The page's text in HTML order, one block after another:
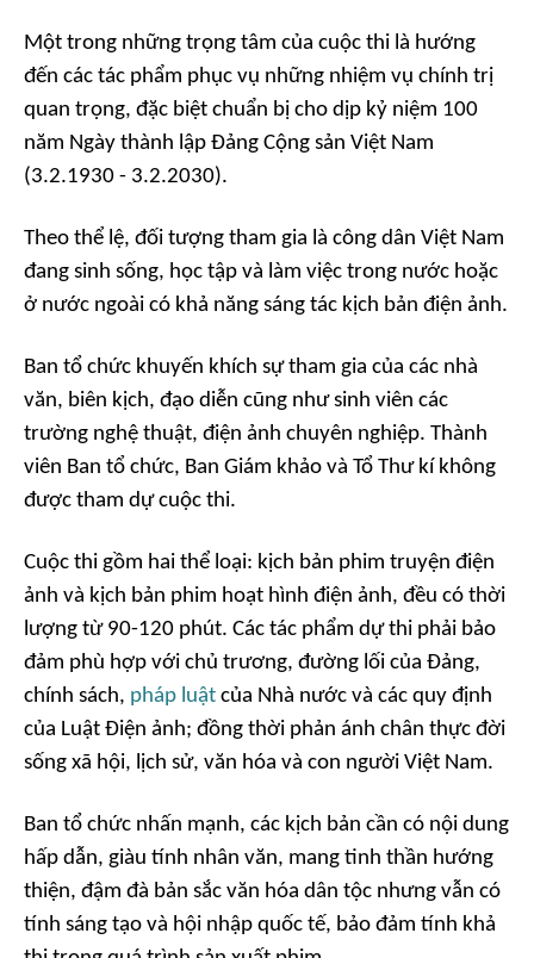
Một trong những trọng tâm của cuộc thi là hướng
đến các tác phẩm phục vụ những nhiệm vụ chính trị
quan trọng, đặc biệt chuẩn bị cho dịp kỷ niệm 100
năm Ngày thành lập Đảng Cộng sản Việt Nam
(3.2.1930 - 3.2.2030).
Theo thể lệ, đối tượng tham gia là công dân Việt Nam
đang sinh sống, học tập và làm việc trong nước hoặc
ở nước ngoài có khả năng sáng tác kịch bản điện ảnh.
Ban tổ chức khuyến khích sự tham gia của các nhà
văn, biên kịch, đạo diễn cũng như sinh viên các
trường nghệ thuật, điện ảnh chuyên nghiệp. Thành
viên Ban tổ chức, Ban Giám khảo và Tổ Thư kí không
được tham dự cuộc thi.
Cuộc thi gồm hai thể loại: kịch bản phim truyện điện
ảnh và kịch bản phim hoạt hình điện ảnh, đều có thời
lượng từ 90-120 phút. Các tác phẩm dự thi phải bảo
đảm phù hợp với chủ trương, đường lối của Đảng,
chính sách, pháp luật của Nhà nước và các quy định
của Luật Điện ảnh; đồng thời phản ánh chân thực đời
sống xã hội, lịch sử, văn hóa và con người Việt Nam.
Ban tổ chức nhấn mạnh, các kịch bản cần có nội dung
hấp dẫn, giàu tính nhân văn, mang tinh thần hướng
thiện, đậm đà bản sắc văn hóa dân tộc nhưng vẫn có
tính sáng tạo và hội nhập quốc tế, bảo đảm tính khả